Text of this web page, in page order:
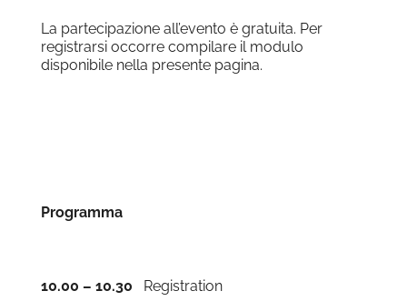
La partecipazione all’evento è gratuita. Per
registrarsi occorre compilare il modulo
disponibile nella presente pagina.
Programma
10.00 – 10.30 Registration